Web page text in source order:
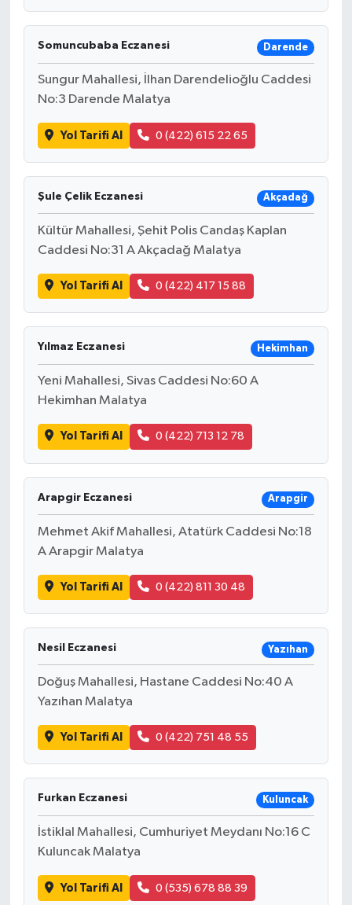
Somuncubaba Eczanesi Darende
Sungur Mahallesi, İlhan Darendelioğlu Caddesi
No:3 Darende Malatya
Yol Tarifi Al 0 (422) 615 22 65
Şule Çelik Eczanesi Akçadağ
Kültür Mahallesi, Şehit Polis Candaş Kaplan
Caddesi No:31 A Akçadağ Malatya
Yol Tarifi Al 0 (422) 417 15 88
Yılmaz Eczanesi Hekimhan
Yeni Mahallesi, Sivas Caddesi No:60 A
Hekimhan Malatya
Yol Tarifi Al 0 (422) 713 12 78
Arapgir Eczanesi Arapgir
Mehmet Akif Mahallesi, Atatürk Caddesi No:18
A Arapgir Malatya
Yol Tarifi Al 0 (422) 811 30 48
Nesil Eczanesi Yazıhan
Doğuş Mahallesi, Hastane Caddesi No:40 A
Yazıhan Malatya
Yol Tarifi Al 0 (422) 751 48 55
Furkan Eczanesi Kuluncak
İstiklal Mahallesi, Cumhuriyet Meydanı No:16 C
Kuluncak Malatya
Yol Tarifi Al 0 (535) 678 88 39